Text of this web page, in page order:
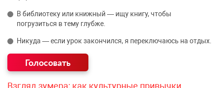
В библиотеку или книжный — ищу книгу, чтобы
погрузиться в тему глубже.
Никуда — если урок закончился, я переключаюсь на отдых.
Взгляд зумера: как культурные привычки